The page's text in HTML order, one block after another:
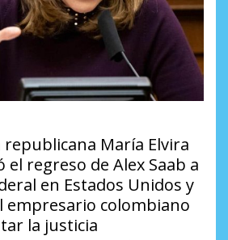
republicana María Elvira
el regreso de Alex Saab a
en Estados Unidos y
empresario colombiano
la justicia